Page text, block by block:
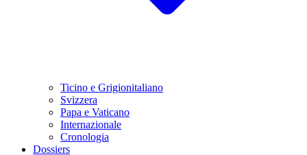
Ticino e Grigionitaliano
Svizzera
Papa e Vaticano
Internazionale
Cronologia
Dossiers